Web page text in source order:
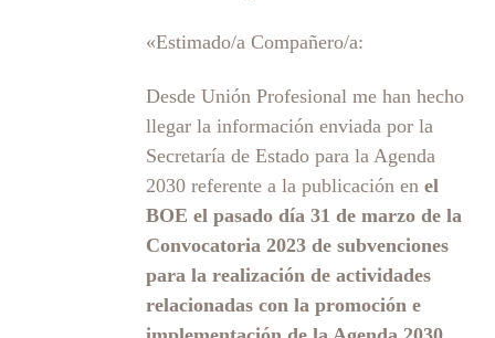
«Estimado/a Compañero/a:
Desde Unión Profesional me han hecho
llegar la información enviada por la
Secretaría de Estado para la Agenda
2030 referente a la publicación en el
BOE el pasado día 31 de marzo de la
Convocatoria 2023 de subvenciones
para la realización de actividades
relacionadas con la promoción e